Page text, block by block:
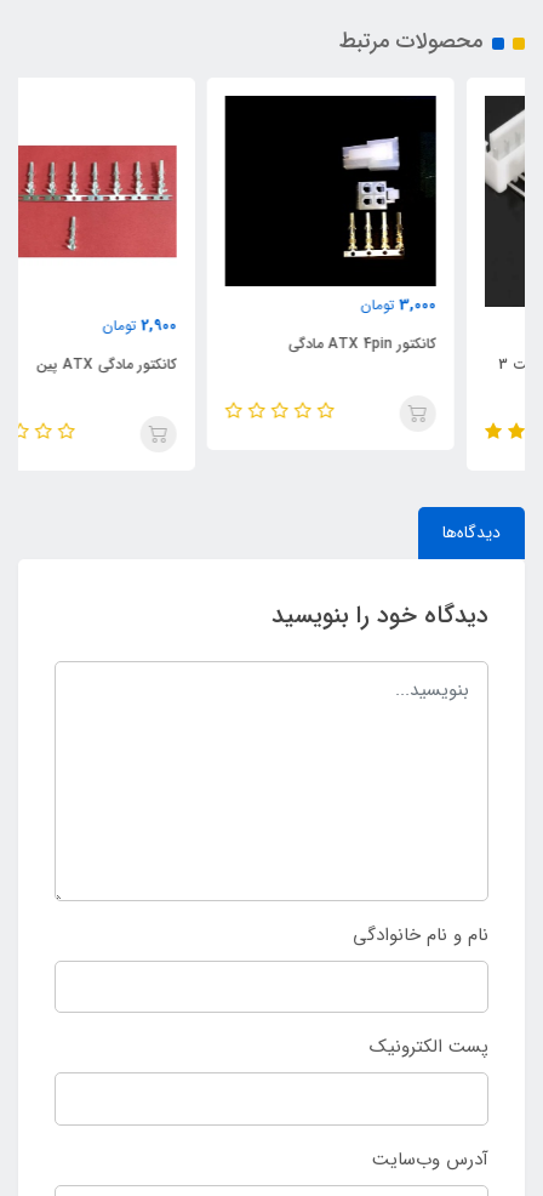
محصولات مرتبط
3,000
تومان
تومان
کانکتور مادگی ATX پین
دیدگاه‌ها
دیدگاه خود را بنویسید
نام و نام خانوادگی
پست الکترونیک
آدرس وب‌سایت